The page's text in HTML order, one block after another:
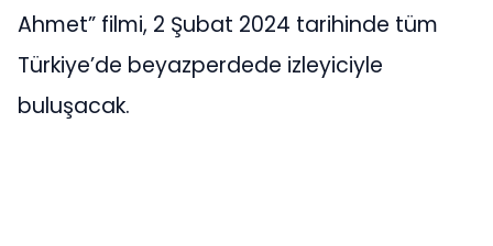
Ahmet” filmi, 2 Şubat 2024 tarihinde tüm
Türkiye’de beyazperdede izleyiciyle
buluşacak.